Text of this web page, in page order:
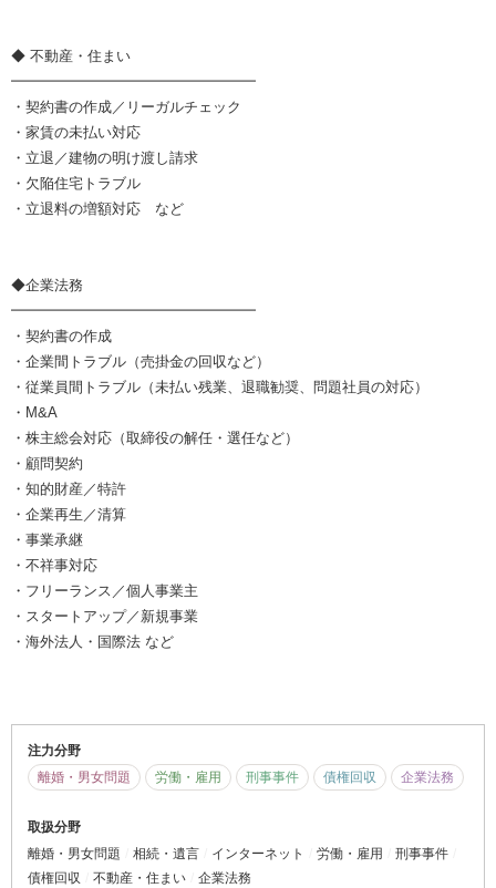
◆ 不動産・住まい
━━━━━━━━━━━━━━━━━
・契約書の作成／リーガルチェック
・家賃の未払い対応
・立退／建物の明け渡し請求
・欠陥住宅トラブル
・立退料の増額対応 など
◆企業法務
━━━━━━━━━━━━━━━━━
・契約書の作成
・企業間トラブル（売掛金の回収など）
・従業員間トラブル（未払い残業、退職勧奨、問題社員の対応）
・M&A
・株主総会対応（取締役の解任・選任など）
・顧問契約
・知的財産／特許
・企業再生／清算
・事業承継
・不祥事対応
・フリーランス／個人事業主
・スタートアップ／新規事業
・海外法人・国際法 など
注力分野
離婚・男女問題
労働・雇用 刑事事件 債権回収 企業法務
取扱分野
離婚・男女問題
相続・遺言 インターネット 労働・雇用
刑事事件
債権回収
不動産・住まい 企業法務